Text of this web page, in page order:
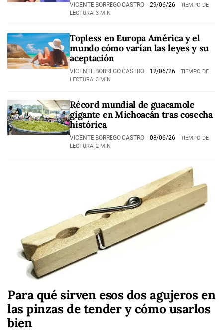
VICENTE BORREGO CASTRO 29/06/26
TIEMPO DE
LECTURA: 3 MIN.
Topless en Europa América y el
mundo cómo varían las leyes y su
aceptación
VICENTE BORREGO CASTRO 12/06/26
TIEMPO DE
LECTURA: 3 MIN.
Récord mundial de guacamole
gigante en Michoacán tras cosecha
histórica
VICENTE BORREGO CASTRO 08/06/26
TIEMPO DE
LECTURA: 2 MIN.
Para qué sirven esos dos agujeros en
las pinzas de tender y cómo usarlos
bien